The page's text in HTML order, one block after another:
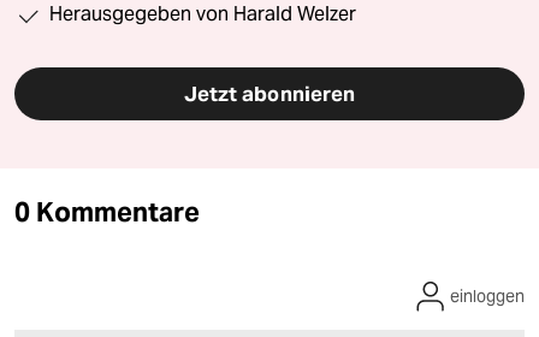
Herausgegeben von Harald Welzer
Jetzt abonnieren
0 Kommentare
einloggen